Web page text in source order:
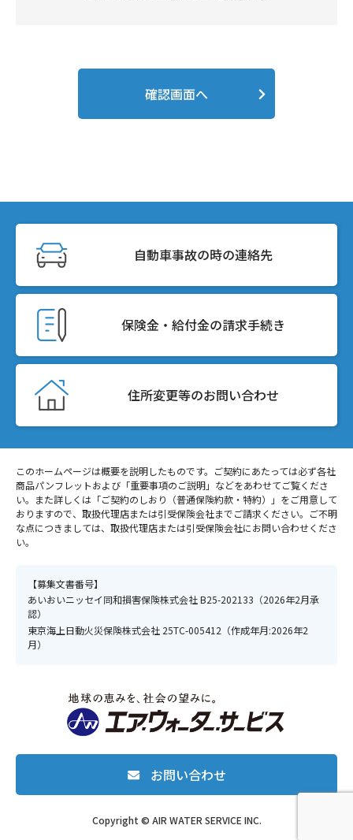
確認画面へ
自動車事故の時の連絡先
保険金・給付金の請求手続き
住所変更等のお問い合わせ
このホームページは概要を説明したものです。ご契約にあたっては必ず各社
商品パンフレットおよび「重要事項のご説明」などをあわせてご覧くださ
い。また詳しくは「ご契約のしおり（普通保険約款・特約）」をご用意して
おりますので、取扱代理店または引受保険会社までご請求ください。ご不明
な点につきましては、取扱代理店または引受保険会社にお問い合わせくださ
い。
【募集文書番号】
あいおいニッセイ同和損害保険株式会社 B25-202133（2026年2月承
認）
東京海上日動火災保険株式会社 25TC-005412（作成年月:2026年2
月）
お問い合わせ
Copyright © AIR WATER SERVICE INC.